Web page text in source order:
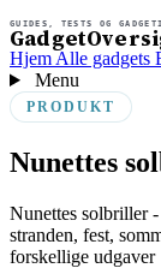
GUIDES, TESTS OG
Hjem Alle gadgets
Menu
PRODUKT
Nunettes
Nunettes solbriller
stranden, fest,
forskellige udgaver